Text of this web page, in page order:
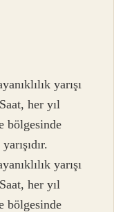
yarışı
her yıl
bölgesinde
yarışı
her yıl
bölgesinde